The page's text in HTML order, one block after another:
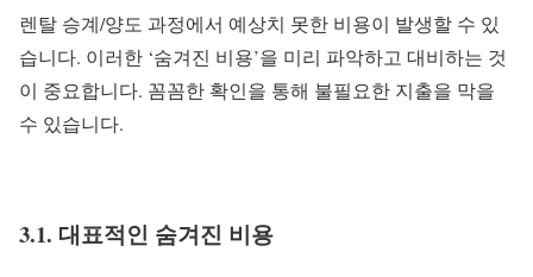
렌탈 승계/양도 과정에서 예상치 못한 비용이 발생할 수 있
습니다. 이러한 ‘숨겨진 비용’을 미리 파악하고 대비하는 것
이 중요합니다. 꼼꼼한 확인을 통해 불필요한 지출을 막을
수 있습니다.
3.1. 대표적인 숨겨진 비용